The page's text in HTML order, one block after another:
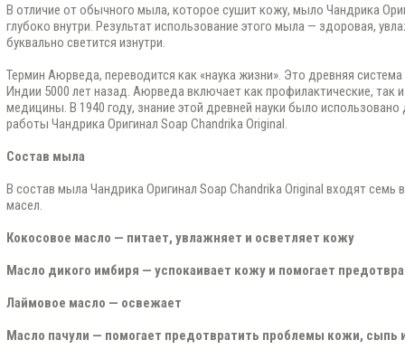
В отличие от обычного мыла, которое сушит кожу, мыло Чандрика
глубоко внутри. Результат использование этого мыла — здоровая,
буквально светится изнутри.
Термин Аюрведа, переводится как «наука жизни». Это древняя
Индии 5000 лет назад. Аюрведа включает как профилактические,
медицины. В 1940 году, знание этой древней науки было
работы Чандрика Оригинал Soap Chandrika Original.
Состав мыла
В состав мыла Чандрика Оригинал Soap Chandrika Original входят
масел.
Кокосовое масло — питает, увлажняет и осветляет кожу
Масло дикого имбиря — успокаивает кожу и помогает
Лаймовое масло — освежает
Масло пачули — помогает предотвратить проблемы кожи, сыпь